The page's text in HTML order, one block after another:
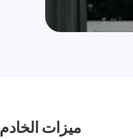
ميزات الخادم